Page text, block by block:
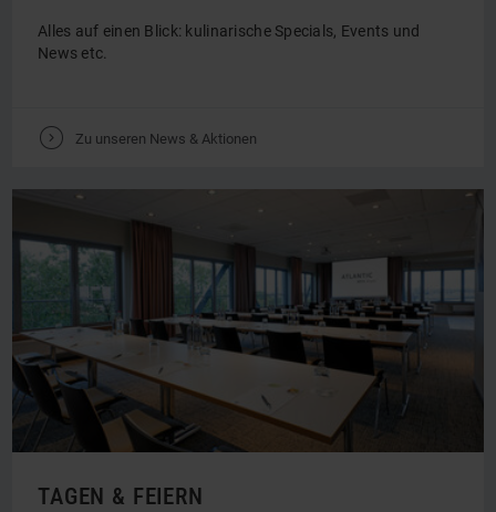
Alles auf einen Blick: kulinarische Specials, Events und
News etc.
V Zu unseren News & Aktionen
TAGEN & FEIERN